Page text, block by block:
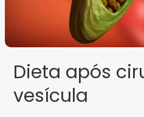
Dieta após
vesícula